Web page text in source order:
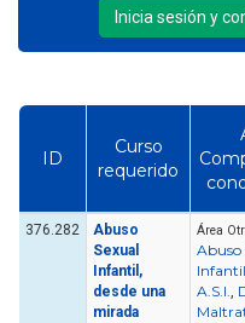
Inicia sesión y
ID
Curso
requerido
376.282
Abuso
Sexual
Infantil,
desde una
mirada
Área
Abuso
Infantil
A.S.I.,